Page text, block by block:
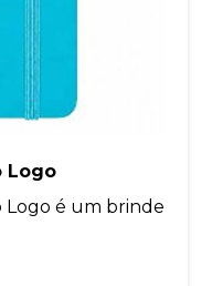
Logo
Logo é um brinde